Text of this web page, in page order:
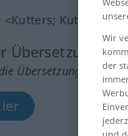
<Kutters; Kutter
Übersetzungen
Übersetzung
Wir
der